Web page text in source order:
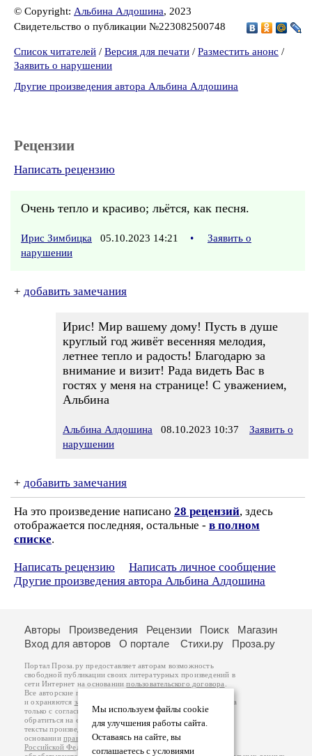
© Copyright: Альбина Алдошина, 2023
Свидетельство о публикации №223082500748
Список читателей / Версия для печати / Разместить анонс /
Заявить о нарушении
Другие произведения автора Альбина Алдошина
Рецензии
Написать рецензию
Очень тепло и красиво; льётся, как песня.
Ирис Зимбицка 05.10.2023 14:21 •
Заявить о
нарушении
+ добавить замечания
Ирис! Мир вашему дому! Пусть в душе
круглый год живёт весенняя мелодия,
летнее тепло и радость! Благодарю за
внимание и визит! Рада видеть Вас в
гостях у меня на странице! С уважением,
Альбина
Альбина Алдошина 08.10.2023 10:37
Заявить о
нарушении
+ добавить замечания
На это произведение написано 28 рецензий, здесь
отображается последняя, остальные - в полном
списке.
Написать рецензию
Написать личное сообщение
Другие произведения автора Альбина Алдошина
Мы используем файлы cookie
для улучшения работы сайта.
Оставаясь на сайте, вы
соглашаетесь с условиями
Авторы Произведения Рецензии Поиск
Магазин
Вход для авторов
О портале Стихи.ру Проза.ру
Портал Проза.ру предоставляет авторам возможность
свободной публикации своих литературных произведений в
сети Интернет на основаниипользовательского договора
Все авторские права на произведения принадлежат авторам
и охраняются законом
. Перепечатка произведений возможна
только с согласия его автора, к которому вы можете
обратиться на его авторской странице. Ответственность за
тексты произведений авторы несут самостоятельно на
основанииправил публикацииизаконодательства
Российской Федерации